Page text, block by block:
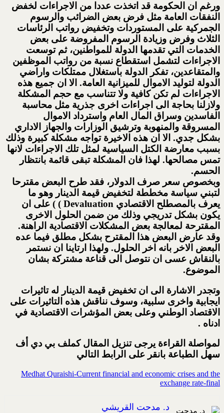
ورغم ان الحكومة قد اتخذت عددا من الاجراءات لخفض
النفقات العامة مثل فرض بعض الضرائب والرسوم
الجمركية على المستوردات وتخفيض رواتب الرئاسات
الثلاث وفرض وزيادة الرسوم المفروضة على بعض
الخدمات التي تقدمها الدولة للمواطنين، ثم توسعت
الاجراءات لتشمل استقطاع نسبة من رواتب الموظفين
والمتقاعدين، تفكر الدولة باستغلال ممتلكات واراضي
الدولة لتوليد الاموال للميزانية العامة. الا ان جميع هذه
الاجراءات لم تكن كافية ولا تتناسب مع حجم المشكلة
ولازلنا بحاجة الى اجراءات اخرى جذرية مثل محاسبة
الفاسدين وسراق المال العام واسترداد الاموال
المسروقة والمنهوبة وترشيق الوزارات والجهاز الاداري
بشكل جدي. الا ان هذه الاخيرة تواجه مشكلة كبيرة وذلك
بسبب معارضة الكتل السياسية لمثل تلك الاجراءات لانها
تمس مصالحها. لهذا فان المشكلة تبقى قائمة بانتظار
الحسم.
وبخصوص سعر صرف الدولار، فقد طرح البعض مقترحا
لتبني سياسة مخططة لتخفيض قيمة الدينار وهو ما
يعرف بالمصطلح الاقتصادي Devaluation ) ) على ان
يكون بشكل تدريجي وذلك من ضمن الحلول الاخرى
المقترحة لمعالجة بعض المشكلات الاقتصادية الراهنة.
وقد عارض البعض هذا المقترح بشكل مطلق فيما عده
البعض الاخر بانه اخر الحلول. ولهذا ارتاينا ان نستمر
بالنقاش عسى ان نتوصل الى قناعة مشتركة بشان
الموضوع.
وتجدر الاشارة الى ان تخفيض قيمة الدينار له تاثيرات
ايجابية واخرى سلبية، وسوف نناقش هذه التاثيرات على
الاقتصاد الوطني وعلى بعض المؤشرات الاقتصادية في
ادناه .
لمواصلة القراءة يرجى تنزيل المقال كملف بي دي أف
سهل الطباعة بانقر على الرابط التالي
Medhat Quraishi-Current financial and economic crises and the
exchange rate-final
د. مدحت القريشي